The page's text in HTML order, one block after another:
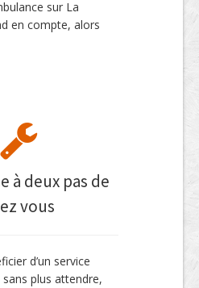
sur La
en compte, alors
à deux pas de
vous
d’un service
sans plus attendre,